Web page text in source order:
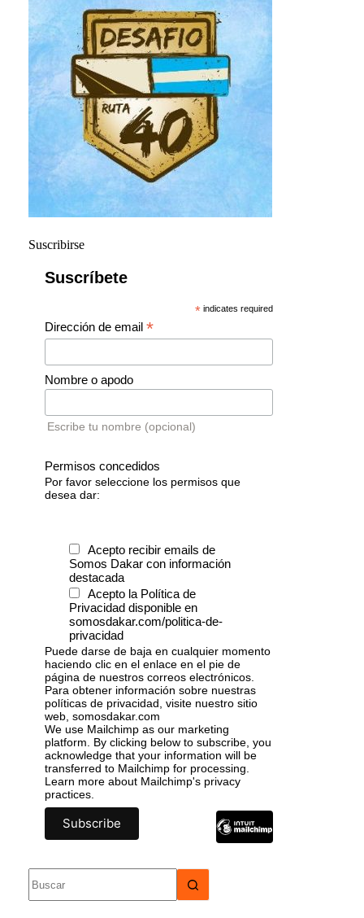
Suscribirse
Suscríbete
* indicates required
Dirección de email *
Nombre o apodo
Escribe tu nombre (opcional)
Permisos concedidos
Por favor seleccione los permisos que
desea dar:
Acepto recibir emails de
Somos Dakar con información
destacada
Acepto la Política de
Privacidad disponible en
somosdakar.com/politica-de-
privacidad
Puede darse de baja en cualquier momento
haciendo clic en el enlace en el pie de
página de nuestros correos electrónicos.
Para obtener información sobre nuestras
políticas de privacidad, visite nuestro sitio
web, somosdakar.com
We use Mailchimp as our marketing
platform. By clicking below to subscribe, you
acknowledge that your information will be
transferred to Mailchimp for processing.
Learn more about Mailchimp's privacy
practices.